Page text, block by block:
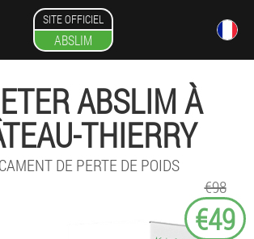
SITE OFFICIEL
ABSLIM
ABSLIM À
THIERRY
DE PERTE DE POIDS
€98
€49